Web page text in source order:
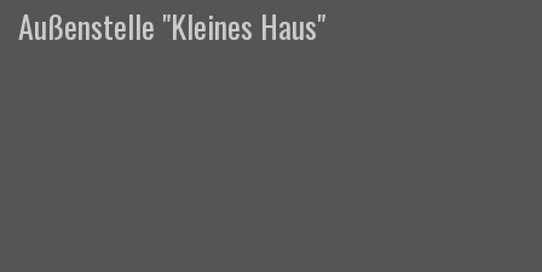
Außenstelle "Kleines Haus"